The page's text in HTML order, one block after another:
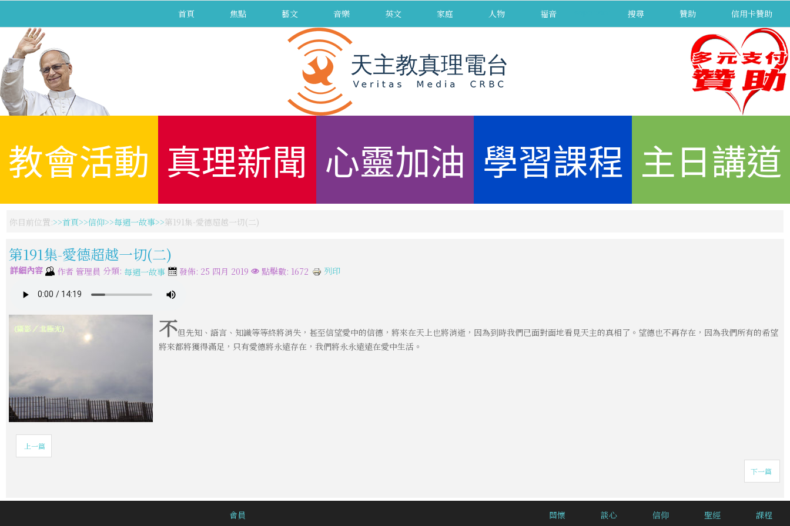
首頁 焦點 藝文 音樂 英文 家庭 人物 福音 搜尋 贊助 信用卡贊助
教會活動 真理新聞 心靈加油 學習課程 主日講道
你目前位置: 首頁 信仰 每週一故事 第191集-愛德超越一切(二)
第191集-愛德超越一切(二)
詳細內容 作者 管理員 分類: 每週一故事 發佈: 25 四月 2019 點擊數: 1672 列印
不但先知、語言、知識等等終將消失，甚至信望愛中的信德，將來在天上也將消逝，因為到時我們已面對面地看見天主的真相了。望德也不再存在，因為我們所有的希望
將來都將獲得滿足，只有愛德將永遠存在，我們將永永遠遠在愛中生活。
上一篇
下一篇
會員 關懷 談心 信仰 聖經 課程